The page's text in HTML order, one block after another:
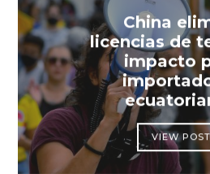
China
licencias de
impacto
VIEW